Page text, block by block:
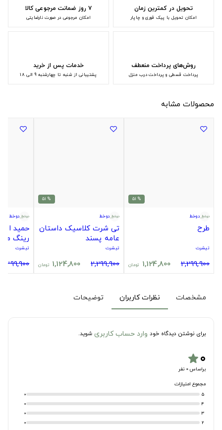
تحویل در کمترین زمان
امکان تحویل با پیک فوری و چاپار
۷ روز ضمانت مرجوعی کالا
امکان مرجوعی در صورت نارضایتی
روش‌های پرداخت منعطف
پرداخت قسطی و پرداخت درب منزل
خدمات پس از خرید
پشتیبانی از شنبه تا چهارشنبه 9 الی 18
محصولات مشابه
% 51
دوخط
طرح
تیشرت
2,299,900
1,124,800 تومان
% 51
دوخط
تی شرت کلاسیک داستان
عامه پسند
تیشرت
2,299,900
1,124,800 تومان
دوخط
حمید
رینگ
تیشرت
2,299,900
مشخصات نظرات کاربران توضیحات
برای نوشتن دیدگاه خود وارد حساب کاربری شوید.
۰star
براساس 0 نفر
مجموع امتیازات
5
0
4
0
3
0
2
0